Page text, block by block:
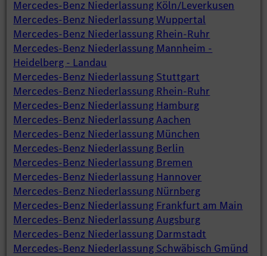
Mercedes-Benz Niederlassung Köln/Leverkusen
Mercedes-Benz Niederlassung Wuppertal
Mercedes-Benz Niederlassung Rhein-Ruhr
Mercedes-Benz Niederlassung Mannheim -
Heidelberg - Landau
Mercedes-Benz Niederlassung Stuttgart
Mercedes-Benz Niederlassung Rhein-Ruhr
Mercedes-Benz Niederlassung Hamburg
Mercedes-Benz Niederlassung Aachen
Mercedes-Benz Niederlassung München
Mercedes-Benz Niederlassung Berlin
Mercedes-Benz Niederlassung Bremen
Mercedes-Benz Niederlassung Hannover
Mercedes-Benz Niederlassung Nürnberg
Mercedes-Benz Niederlassung Frankfurt am Main
Mercedes-Benz Niederlassung Augsburg
Mercedes-Benz Niederlassung Darmstadt
Mercedes-Benz Niederlassung Schwäbisch Gmünd